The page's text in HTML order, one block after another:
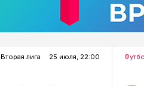
лига
25 июля, 22:00